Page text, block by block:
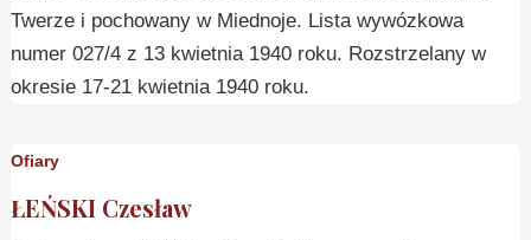
Twerze i pochowany w Miednoje. Lista wywózkowa
numer 027/4 z 13 kwietnia 1940 roku. Rozstrzelany w
okresie 17-21 kwietnia 1940 roku.
Ofiary
ŁEŃSKI Czesław